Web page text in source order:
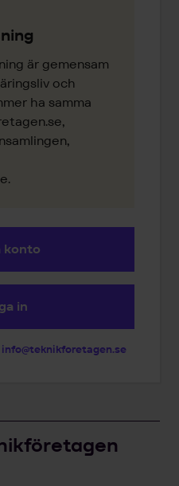
är gemensam
och
ha samma
konto
in
info@teknikforetagen.se